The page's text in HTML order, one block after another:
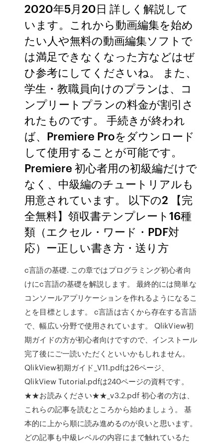
2020年5月20日 詳しく解説して
います。これから動画編集を始め
たい人や無料の動画編集ソフトで
は満足できなくなった方などはぜ
ひ参考にしてくださいね。 また、
学生・教職員向けのプランは、コ
ンプリートプランの料金が割引さ
れたものです。 手続きが終われ
ば、Premiere Proをダウンロード
して使用することが可能です。
Premiere 初心者用の初級編だけで
なく、中級編のチュートリアルも
用意されています。 以下の2 【完
全無料】領収書テンプレート16種
類（エクセル・ワード・PDF対
応）ー正しい書き方・送り方
c言語の基礎. この章ではプログラミング初心者向
けにc言語の基礎を解説します。 最終的には簡単な
コンソールアプリケーションを作れるようになるこ
とを目標とします。 c言語は古くから存在する言語
で、幅広い分野で使用されています。 QlikView初
期ガイドの方が初心者向けですので、インストール
完了後にご一読いただくといいかもしれません。
QlikView初期ガイド_V11.pdfは26ページ、
QlikView Tutorial.pdfは240ページの資料です。
★★お読みください★★_v3.2.pdf 初心者の方は、
これらの記事を読むところから始めましょう。 基
本的に上から順に読み進めるのが良いと思います。
どの記事も中級レベルの内容にまで触れているた